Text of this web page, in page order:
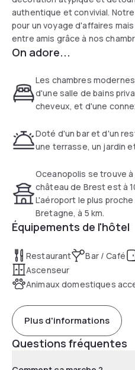
authentique et convivial.
pour un voyage d'affaires
entre amis grâce à nos
communicantes. Que vous
faire une partie de babyfoot
planche apéritive, notre hôtel
vous.
On adore...
Les chambres
d'une salle de bains
cheveux, et d'une
Doté d'un bar et d'un
une terrasse, un jardin
Oceanopolis se trouve
château de Brest est à
L'aéroport le plus
Bretagne, à 5 km.
Équipements de l'hôtel
Restaurant Bar / Café
Ascenseur
Animaux domestiques
Plus d'informations
Questions fréquentes